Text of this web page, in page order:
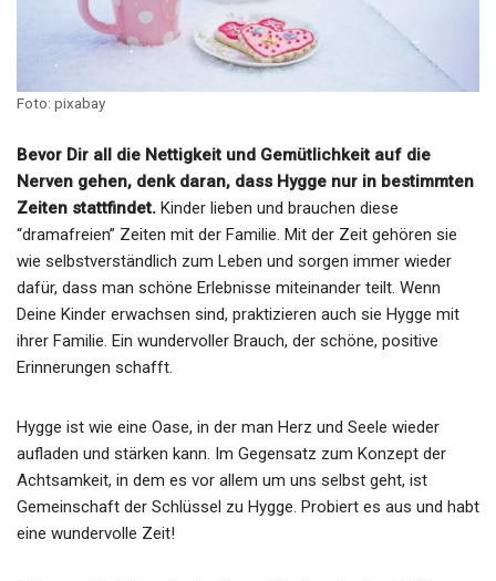
Foto: pixabay
Bevor Dir all die Nettigkeit und Gemütlichkeit auf die
Nerven gehen, denk daran, dass Hygge nur in bestimmten
Zeiten stattfindet. Kinder lieben und brauchen diese
“dramafreien” Zeiten mit der Familie. Mit der Zeit gehören sie
wie selbstverständlich zum Leben und sorgen immer wieder
dafür, dass man schöne Erlebnisse miteinander teilt. Wenn
Deine Kinder erwachsen sind, praktizieren auch sie Hygge mit
ihrer Familie. Ein wundervoller Brauch, der schöne, positive
Erinnerungen schafft.
Hygge ist wie eine Oase, in der man Herz und Seele wieder
aufladen und stärken kann. Im Gegensatz zum Konzept der
Achtsamkeit, in dem es vor allem um uns selbst geht, ist
Gemeinschaft der Schlüssel zu Hygge. Probiert es aus und habt
eine wundervolle Zeit!